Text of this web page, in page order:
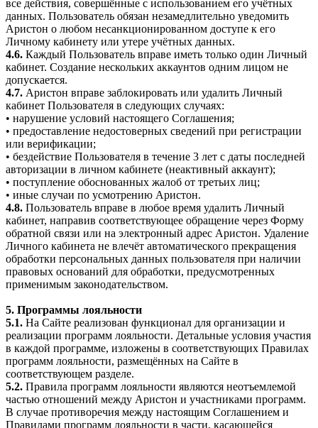
все действия, совершённые с использованием его учётных
данных. Пользователь обязан незамедлительно уведомить
Аристон о любом несанкционированном доступе к его
Личному кабинету или утере учётных данных.
4.6. Каждый Пользователь вправе иметь только один Личный
кабинет. Создание нескольких аккаунтов одним лицом не
допускается.
4.7. Аристон вправе заблокировать или удалить Личный
кабинет Пользователя в следующих случаях:
• нарушение условий настоящего Соглашения;
• предоставление недостоверных сведений при регистрации
или верификации;
• бездействие Пользователя в течение 3 лет с даты последней
авторизации в личном кабинете (неактивный аккаунт);
• поступление обоснованных жалоб от третьих лиц;
• иные случаи по усмотрению Аристон.
4.8. Пользователь вправе в любое время удалить Личный
кабинет, направив соответствующее обращение через Форму
обратной связи или на электронный адрес Аристон. Удаление
Личного кабинета не влечёт автоматического прекращения
обработки персональных данных пользователя при наличии
правовых оснований для обработки, предусмотренных
применимым законодательством.
5. Программы лояльности
5.1. На Сайте реализован функционал для организации и
реализации программ лояльности. Детальные условия участия
в каждой программе, изложены в соответствующих Правилах
программ лояльности, размещённых на Сайте в
соответствующем разделе.
5.2. Правила программ лояльности являются неотъемлемой
частью отношений между Аристон и участниками программ.
В случае противоречия между настоящим Соглашением и
Правилами программ лояльности в части, касающейся